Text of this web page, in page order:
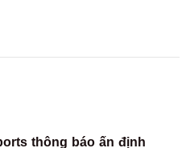
thông báo ấn định